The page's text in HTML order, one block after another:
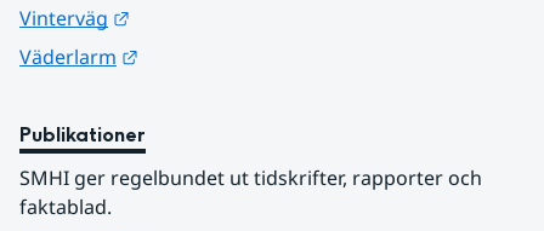
Vinterväg
Väderlarm
Publikationer
SMHI ger regelbundet ut tidskrifter, rapporter och
faktablad.